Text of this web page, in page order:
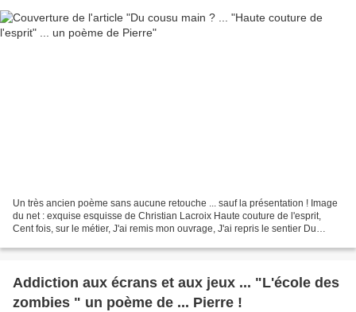
Un très ancien poème sans aucune retouche ... sauf la présentation ! Image
du net : exquise esquisse de Christian Lacroix Haute couture de l'esprit,
Cent fois, sur le métier, J'ai remis mon ouvrage, J'ai repris le sentier Du
Addiction aux écrans et aux jeux ... "L'école des
zombies " un poème de ... Pierre !